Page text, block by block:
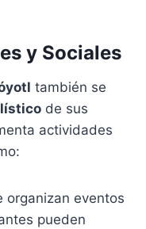
y Sociales
también se
de sus
actividades
organizan eventos
pueden